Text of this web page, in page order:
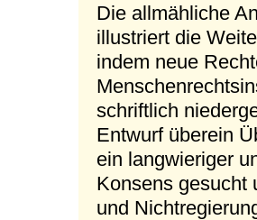
Die allmähliche
illustriert die
indem neue
schriftlich
Entwurf überein
ein langwieriger
Konsens gesucht
und